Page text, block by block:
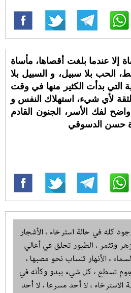
إلا عندما بلغت أقصاها، مأساة
بلا سبيل، و السبيل بلا
التي بدأت الكثير منها في وقت
لأي شيء، استهلاك النفس و
واضح لفك الأسر، الجنون القادم
حسن الدسوقي